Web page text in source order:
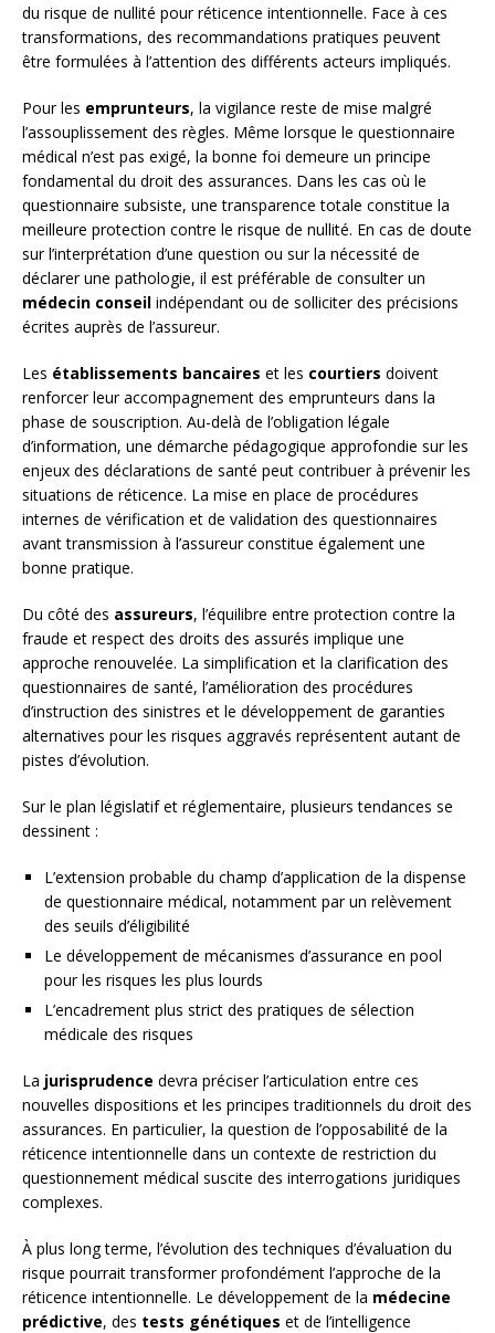
du risque de nullité pour réticence intentionnelle. Face à ces
transformations, des recommandations pratiques peuvent
être formulées à l’attention des différents acteurs impliqués.
Pour les emprunteurs, la vigilance reste de mise malgré
l’assouplissement des règles. Même lorsque le questionnaire
médical n’est pas exigé, la bonne foi demeure un principe
fondamental du droit des assurances. Dans les cas où le
questionnaire subsiste, une transparence totale constitue la
meilleure protection contre le risque de nullité. En cas de doute
sur l’interprétation d’une question ou sur la nécessité de
déclarer une pathologie, il est préférable de consulter un
médecin conseil indépendant ou de solliciter des précisions
écrites auprès de l’assureur.
Les établissements bancaires et les courtiers doivent
renforcer leur accompagnement des emprunteurs dans la
phase de souscription. Au-delà de l’obligation légale
d’information, une démarche pédagogique approfondie sur les
enjeux des déclarations de santé peut contribuer à prévenir les
situations de réticence. La mise en place de procédures
internes de vérification et de validation des questionnaires
avant transmission à l’assureur constitue également une
bonne pratique.
Du côté des assureurs, l’équilibre entre protection contre la
fraude et respect des droits des assurés implique une
approche renouvelée. La simplification et la clarification des
questionnaires de santé, l’amélioration des procédures
d’instruction des sinistres et le développement de garanties
alternatives pour les risques aggravés représentent autant de
pistes d’évolution.
Sur le plan législatif et réglementaire, plusieurs tendances se
dessinent :
L’extension probable du champ d’application de la dispense
de questionnaire médical, notamment par un relèvement
des seuils d’éligibilité
Le développement de mécanismes d’assurance en pool
pour les risques les plus lourds
L’encadrement plus strict des pratiques de sélection
médicale des risques
La jurisprudence devra préciser l’articulation entre ces
nouvelles dispositions et les principes traditionnels du droit des
assurances. En particulier, la question de l’opposabilité de la
réticence intentionnelle dans un contexte de restriction du
questionnement médical suscite des interrogations juridiques
complexes.
À plus long terme, l’évolution des techniques d’évaluation du
risque pourrait transformer profondément l’approche de la
réticence intentionnelle. Le développement de la médecine
prédictive, des tests génétiques et de l’intelligence